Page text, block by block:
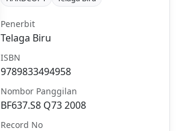
Penerbit
Telaga Biru
ISBN
9789833494958
Nombor Panggilan
BF637.S8 Q73 2008
Record No